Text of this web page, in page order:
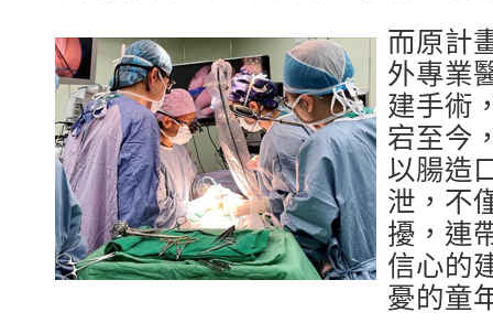
而原計
外專業
建手術
宕至今
以腸造
泄，不
擾，連
信心的
憂的童